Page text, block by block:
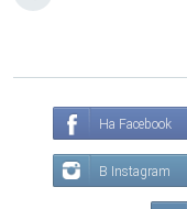
На Facebook
В Instagram